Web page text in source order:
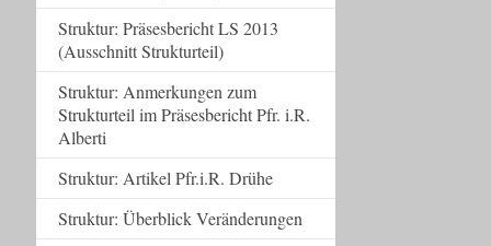
Struktur: Präsesbericht LS 2013
(Ausschnitt Strukturteil)
Struktur: Anmerkungen zum
Strukturteil im Präsesbericht Pfr. i.R.
Alberti
Struktur: Artikel Pfr.i.R. Drühe
Struktur: Überblick Veränderungen